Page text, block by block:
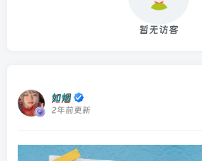
暂无访客
如烟
2年前更新